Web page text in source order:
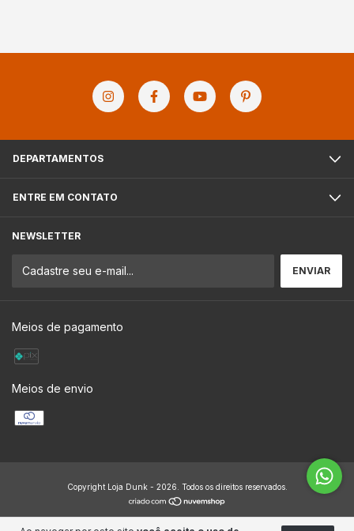
DEPARTAMENTOS
ENTRE EM CONTATO
NEWSLETTER
Meios de pagamento
Meios de envio
Copyright Loja Dunk - 2026. Todos os direitos reservados.